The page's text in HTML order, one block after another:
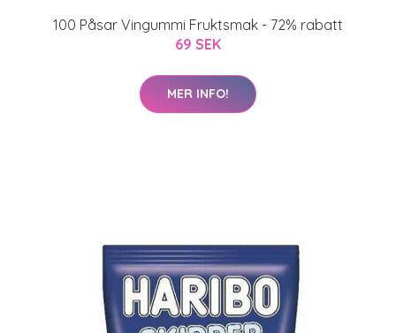
100 Påsar Vingummi Fruktsmak - 72% rabatt
69 SEK
MER INFO!